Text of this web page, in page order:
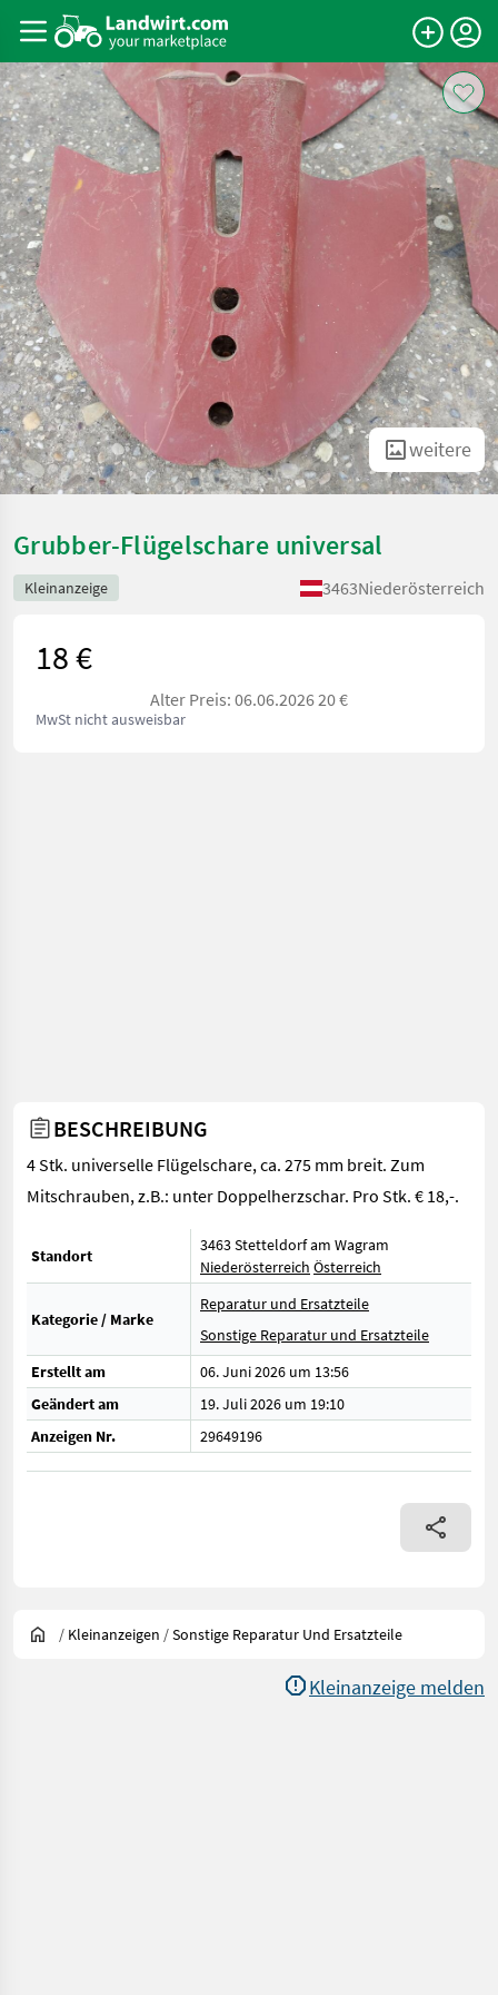
weitere
Grubber-Flügelschare universal
Kleinanzeige 3463Niederösterreich
18 €
Alter Preis: 06.06.2026 20 €
MwSt nicht ausweisbar
BESCHREIBUNG
4 Stk. universelle Flügelschare, ca. 275 mm breit. Zum
Mitschrauben, z.B.: unter Doppelherzschar. Pro Stk. € 18,-.
Standort
3463 Stetteldorf am Wagram
Niederösterreich Österreich
Kategorie / Marke
Reparatur und Ersatzteile
Sonstige Reparatur und Ersatzteile
Erstellt am
06. Juni 2026 um 13:56
Geändert am
19. Juli 2026 um 19:10
Anzeigen Nr.
29649196
/ Kleinanzeigen /Sonstige Reparatur Und Ersatzteile
Kleinanzeige melden